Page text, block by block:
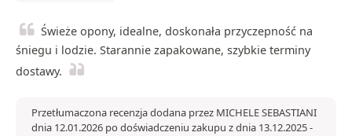
Świeże opony, idealne, doskonała przyczepność na
śniegu i lodzie. Starannie zapakowane, szybkie terminy
dostawy.
Przetłumaczona recenzja dodana przez MICHELE SEBASTIANI
dnia 12.01.2026 po doświadczeniu zakupu z dnia 13.12.2025-